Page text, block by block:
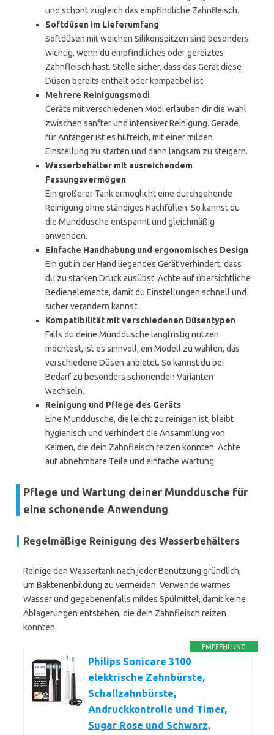
und schont zugleich das empfindliche Zahnfleisch.
Softdüsen im Lieferumfang
Softdüsen mit weichen Silikonspitzen sind besonders
wichtig, wenn du empfindliches oder gereiztes
Zahnfleisch hast. Stelle sicher, dass das Gerät diese
Düsen bereits enthält oder kompatibel ist.
Mehrere Reinigungsmodi
Geräte mit verschiedenen Modi erlauben dir die Wahl
zwischen sanfter und intensiver Reinigung. Gerade
für Anfänger ist es hilfreich, mit einer milden
Einstellung zu starten und dann langsam zu steigern.
Wasserbehälter mit ausreichendem
Fassungsvermögen
Ein größerer Tank ermöglicht eine durchgehende
Reinigung ohne ständiges Nachfüllen. So kannst du
die Munddusche entspannt und gleichmäßig
anwenden.
Einfache Handhabung und ergonomisches Design
Ein gut in der Hand liegendes Gerät verhindert, dass
du zu starken Druck ausübst. Achte auf übersichtliche
Bedienelemente, damit du Einstellungen schnell und
sicher verändern kannst.
Kompatibilität mit verschiedenen Düsentypen
Falls du deine Munddusche langfristig nutzen
möchtest, ist es sinnvoll, ein Modell zu wählen, das
verschiedene Düsen anbietet. So kannst du bei
Bedarf zu besonders schonenden Varianten
wechseln.
Reinigung und Pflege des Geräts
Eine Munddusche, die leicht zu reinigen ist, bleibt
hygienisch und verhindert die Ansammlung von
Keimen, die dein Zahnfleisch reizen könnten. Achte
auf abnehmbare Teile und einfache Wartung.
Pflege und Wartung deiner Munddusche für
eine schonende Anwendung
Regelmäßige Reinigung des Wasserbehälters
Reinige den Wassertank nach jeder Benutzung gründlich,
um Bakterienbildung zu vermeiden. Verwende warmes
Wasser und gegebenenfalls mildes Spülmittel, damit keine
Ablagerungen entstehen, die dein Zahnfleisch reizen
könnten.
EMPFEHLUNG
Philips Sonicare 3100
elektrische Zahnbürste,
Schallzahnbürste,
Andruckkontrolle und Timer,
Sugar Rose und Schwarz,